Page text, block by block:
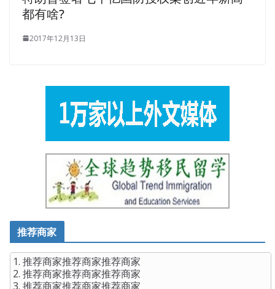
都有啥?
2017年12月13日
推荐商家